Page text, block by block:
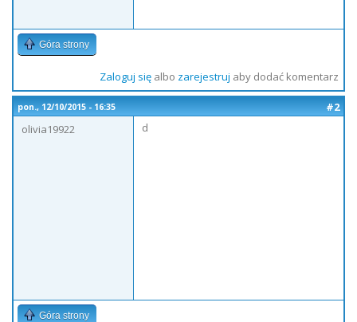
Góra strony
Zaloguj sięalbo zarejestruj aby dodać komentarz
pon., 12/10/2015 - 16:35
#2
olivia19922
d
Góra strony